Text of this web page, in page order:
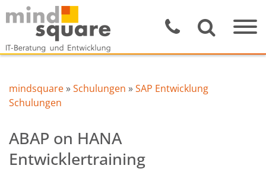
mindsquare»Schulungen »SAP Entwicklung
Schulungen
ABAP on HANA
Entwicklertraining